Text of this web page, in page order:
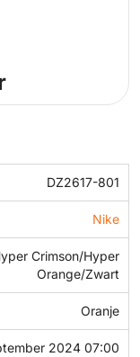
DZ2617-801
Nike
Crimson/Hyper
Orange/Zwart
Oranje
2024 07:00